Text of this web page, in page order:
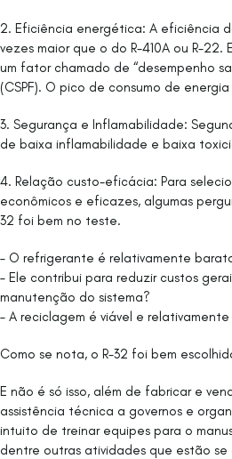
2. Eficiência energética: A eficiência
vezes maior que o do R-410A ou R-
um fator chamado de “desempenho
(CSPF). O pico de consumo de
3. Segurança e Inflamabilidade:
de baixa inflamabilidade e baixa
4. Relação custo-eficácia: Para
econômicos e eficazes, algumas
32 foi bem no teste.
– O refrigerante é relativamente
– Ele contribui para reduzir custos
manutenção do sistema?
– A reciclagem é viável e
Como se nota, o R-32 foi bem
E não é só isso, além de fabricar e
assistência técnica a governos e
intuito de treinar equipes para o
dentre outras atividades que estão se